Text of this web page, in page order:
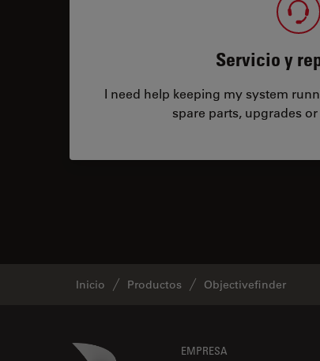
Servicio y
I need help keeping my system
spare parts, upgrades
Inicio Productos Objectivefinder
Danaher Logo EMPRESA